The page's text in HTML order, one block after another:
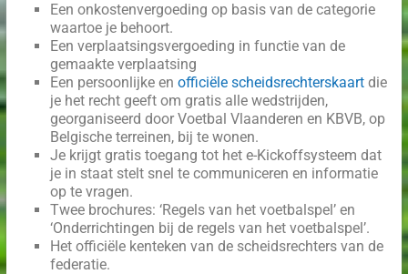
Een onkostenvergoeding op basis van de categorie
waartoe je behoort.
Een verplaatsingsvergoeding in functie van de
gemaakte verplaatsing
Een persoonlijke en officiële scheidsrechterskaartdie
je het recht geeft om gratis alle wedstrijden,
georganiseerd door Voetbal Vlaanderen en KBVB, op
Belgische terreinen, bij te wonen.
Je krijgt gratis toegang tot het e-Kickoffsysteem dat
je in staat stelt snel te communiceren en informatie
op te vragen.
Twee brochures: ‘Regels van het voetbalspel’ en
‘Onderrichtingen bij de regels van het voetbalspel’.
Het officiële kenteken van de scheidsrechters van de
federatie.